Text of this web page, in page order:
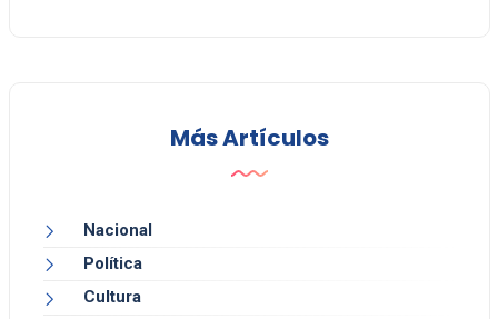
Más Artículos
Nacional
Política
Cultura